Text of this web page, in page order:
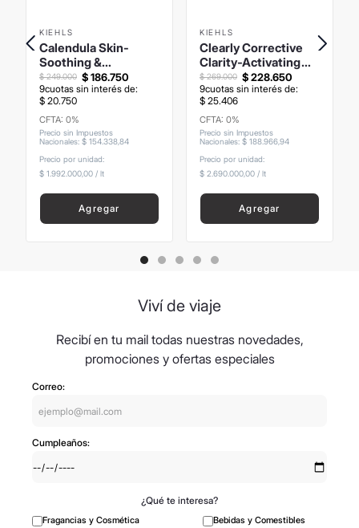
KIEHLS
Calendula Skin-
Soothing &
Stabilizing Emulsion
125ml
$186.750
$ 249.000
9cuotas sin interés de:
$ 20.750
CFTA: 0%
Precio sin Impuestos
Nacionales: $ 15433884
Precio por unidad:
$ 1.992.000,00 / lt
Agregar
KIEHLS
Clearly Corrective
Clarity-Activating
Emulsion Facial
Iluminadora 100ml
$228.650
$ 269.000
9cuotas sin interés de:
$ 25.406
CFTA: 0%
Precio sin Impuestos
Nacionales: $ 18896694
Precio por unidad:
$ 2.690.000,00 / lt
Agregar
Viví de viaje
Recibí en tu mail todas nuestras novedades,
promociones y ofertas especiales
Correo:
Cumpleaños:
¿Qué te interesa?
Fragancias y Cosmética Bebidas y Comestibles